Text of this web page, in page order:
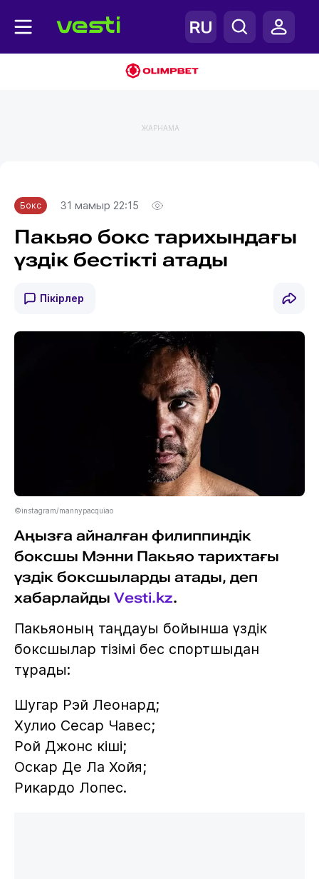
ЖАРНАМА
Бокс 31 мамыр 22:15
Пакьяо бокс тарихындағы
үздік бестікті атады
Пікірлер
©instagram/mannypacquiao
Аңызға айналған филиппиндік
боксшы Мэнни Пакьяо тарихтағы
үздік боксшыларды атады, деп
хабарлайды Vesti.kz.
Пакьяоның таңдауы бойынша үздік
боксшылар тізімі бес спортшыдан
тұрады:
Шугар Рэй Леонард;
Хулио Сесар Чавес;
Рой Джонс кіші;
Оскар Де Ла Хойя;
Рикардо Лопес.